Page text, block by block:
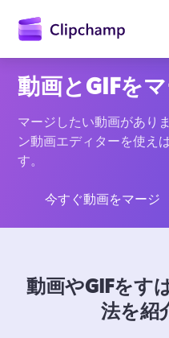
テ
動画とGIFを
マージしたい動画があり
ン動画エディターを使え
す。
今すぐ動画をマージ
動画やGIFをす
法を紹